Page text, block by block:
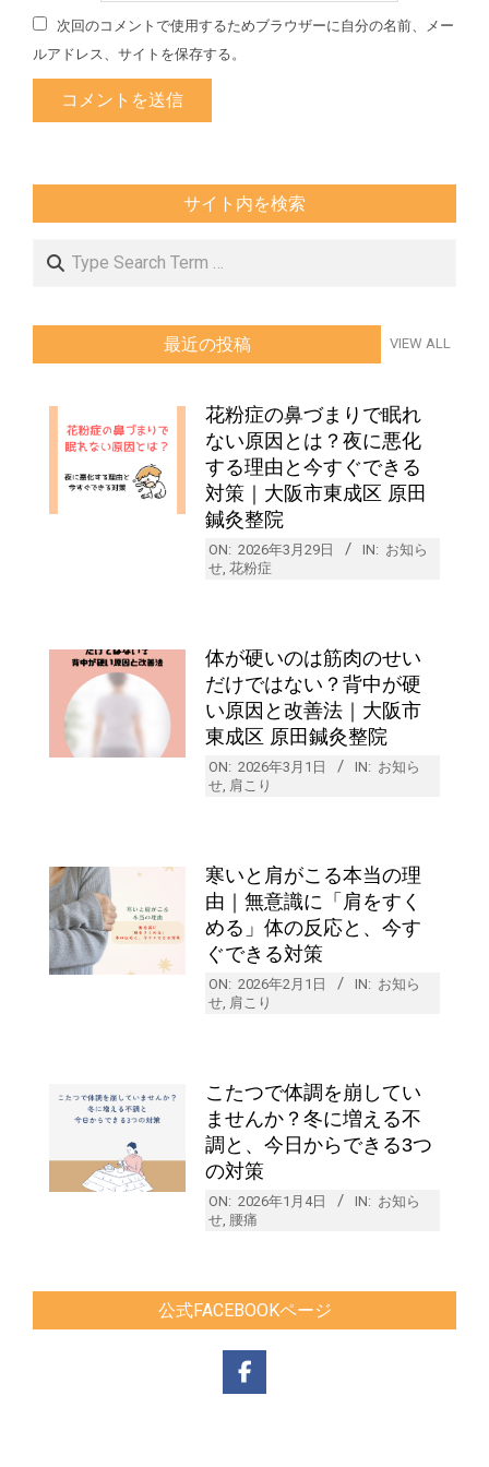
次回のコメントで使用するためブラウザーに自分の名前、メー
ルアドレス、サイトを保存する。
サイト内を検索
Search
最近の投稿 VIEW ALL
花粉症の鼻づまりで眠れ
ない原因とは？夜に悪化
する理由と今すぐできる
対策｜大阪市東成区 原田
鍼灸整院
ON: 2026年3月29日 IN: お知ら
せ ,花粉症
体が硬いのは筋肉のせい
だけではない？背中が硬
い原因と改善法｜大阪市
東成区 原田鍼灸整院
ON: 2026年3月1日 IN: お知ら
せ 肩こり
寒いと肩がこる本当の理
由｜無意識に「肩をすく
める」体の反応と、今す
ぐできる対策
ON: 2026年2月1日 IN: お知ら
せ 肩こり
こたつで体調を崩してい
ませんか？冬に増える不
調と、今日からできる3つ
の対策
ON: 2026年1月4日 IN: お知ら
せ 腰痛
公式FACEBOOKページ